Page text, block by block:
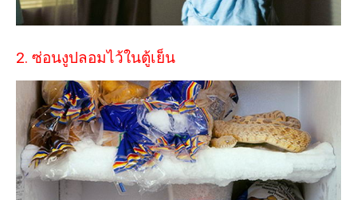
2. ซ่อนงูปลอมไว้ในตู้เย็น